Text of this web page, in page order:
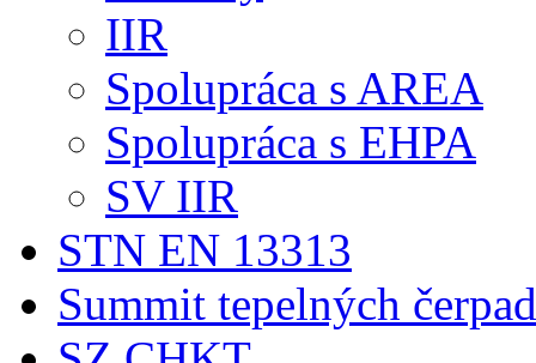
IIR
Spolupráca s AREA
Spolupráca s EHPA
SV IIR
STN EN 13313
Summit tepelných